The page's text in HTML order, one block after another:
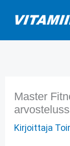
sisältöön
Master
Kirjoittaja